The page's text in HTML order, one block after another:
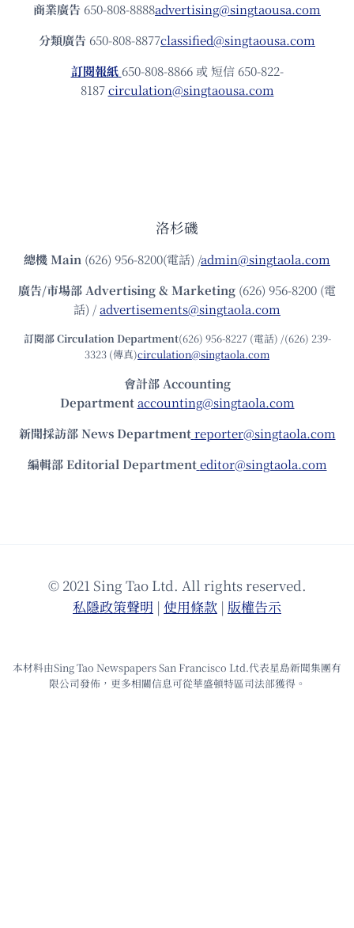
商業廣告 650-808-8888advertising@singtaousa.com
分類廣告 650-808-8877classified@singtaousa.com
訂閱報紙 650-808-8866 或 短信 650-822-
8187circulation@singtaousa.com
洛杉磯
總機Main (626) 956-8200(電話) /admin@singtaola.com
廣告/市場部Advertising & Marketing (626) 956-8200 (電
話) /advertisements@singtaola.com
訂閱部 Circulation Department(626) 956-8227 (電話) /(626) 239-
3323 (傳真)circulation@singtaola.com
會計部 Accounting
Department accounting@singtaola.com
新聞採訪部 News Department reporter@singtaola.com
編輯部 Editorial Department editor@singtaola.com
© 2021 Sing Tao Ltd. All rights reserved.
私隱政策聲明 | 使⽤條款 | 版權告⽰
本材料由Sing Tao Newspapers San Francisco Ltd.代表星島新聞集團有
限公司發佈，更多相關信息可從華盛頓特區司法部獲得。